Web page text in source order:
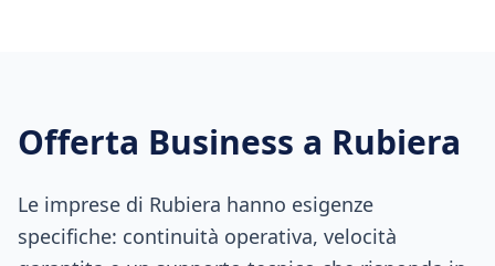
Offerta Business a Rubiera
Le imprese di Rubiera hanno esigenze
specifiche: continuità operativa, velocità